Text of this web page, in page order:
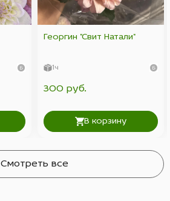
Георгин "Свит Натали"
1ч
300 руб.
В корзину
Смотреть все